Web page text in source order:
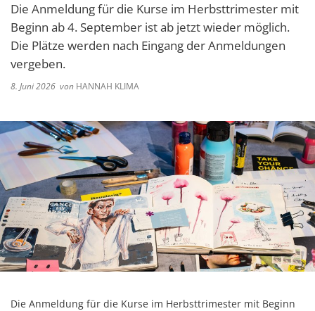
Die Anmeldung für die Kurse im Herbsttrimester mit
Beginn ab 4. September ist ab jetzt wieder möglich.
Die Plätze werden nach Eingang der Anmeldungen
vergeben.
8. Juni 2026 von HANNAH KLIMA
Die Anmeldung für die Kurse im Herbsttrimester mit Beginn